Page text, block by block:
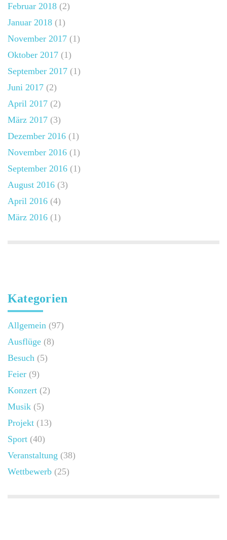
Februar 2018 (2)
Januar 2018 (1)
November 2017 (1)
Oktober 2017 (1)
September 2017 (1)
Juni 2017 (2)
April 2017 (2)
März 2017 (3)
Dezember 2016 (1)
November 2016 (1)
September 2016 (1)
August 2016 (3)
April 2016 (4)
März 2016 (1)
Kategorien
Allgemein (97)
Ausflüge (8)
Besuch (5)
Feier (9)
Konzert (2)
Musik (5)
Projekt (13)
Sport (40)
Veranstaltung (38)
Wettbewerb (25)